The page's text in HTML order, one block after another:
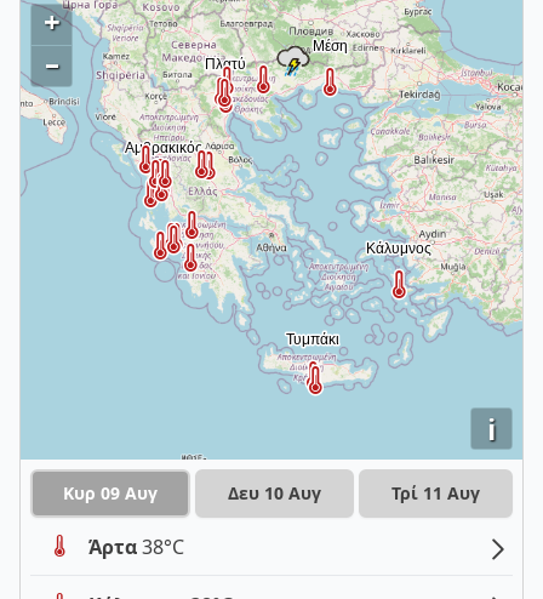
i
+
–
Κυρ 09 Αυγ Δευ 10 Αυγ Τρί 11 Αυγ
Άρτα38°C